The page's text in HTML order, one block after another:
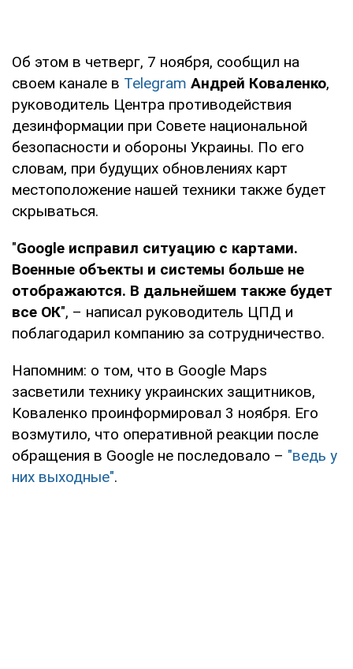
Об этом в четверг, 7 ноября, сообщил на
своем канале в Telegram Андрей Коваленко,
руководитель Центра противодействия
дезинформации при Совете национальной
безопасности и обороны Украины. По его
словам, при будущих обновлениях карт
местоположение нашей техники также будет
скрываться.
"Google исправил ситуацию с картами.
Военные объекты и системы больше не
отображаются. В дальнейшем также будет
все ОК", – написал руководитель ЦПД и
поблагодарил компанию за сотрудничество.
Напомним: о том, что в Google Maps
засветили технику украинских защитников,
Коваленко проинформировал 3 ноября. Его
возмутило, что оперативной реакции после
обращения в Google не последовало – "ведь у
них выходные".